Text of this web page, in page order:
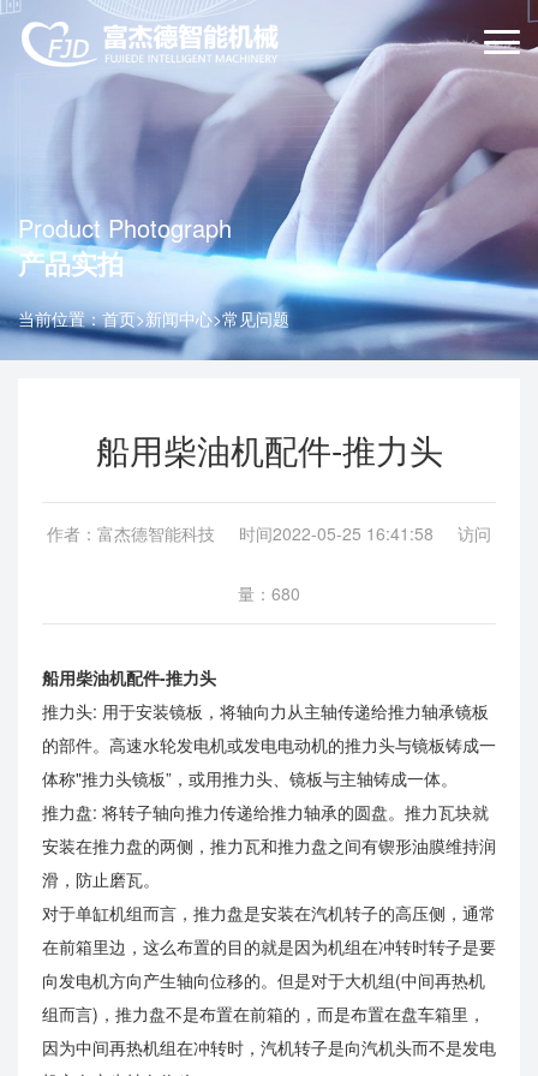
Product Photograph
产品实拍
当前位置：首页>新闻中心>常见问题
船用柴油机配件-推力头
作者：富杰德智能科技 时间2022-05-25 16:41:58 访问
量：680
船用柴油机配件-推力头
推力头: 用于安装镜板，将轴向力从主轴传递给推力轴承镜板
的部件。高速水轮发电机或发电电动机的推力头与镜板铸成一
体称"推力头镜板”，或用推力头、镜板与主轴铸成一体。
推力盘: 将转子轴向推力传递给推力轴承的圆盘。推力瓦块就
安装在推力盘的两侧，推力瓦和推力盘之间有锲形油膜维持润
滑，防止磨瓦。
对于单缸机组而言，推力盘是安装在汽机转子的高压侧，通常
在前箱里边，这么布置的目的就是因为机组在冲转时转子是要
向发电机方向产生轴向位移的。但是对于大机组(中间再热机
组而言)，推力盘不是布置在前箱的，而是布置在盘车箱里，
因为中间再热机组在冲转时，汽机转子是向汽机头而不是发电